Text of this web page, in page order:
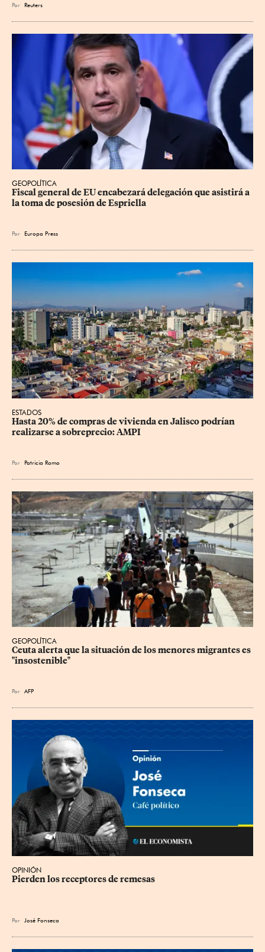
Por Reuters
GEOPOLÍTICA
Fiscal general de EU encabezará delegación que asistirá a
la toma de posesión de Espriella
Por Europa Press
ESTADOS
Hasta 20% de compras de vivienda en Jalisco podrían
realizarse a sobreprecio: AMPI
Por Patricia Romo
GEOPOLÍTICA
Ceuta alerta que la situación de los menores migrantes es
"insostenible"
Por AFP
OPINIÓN
Pierden los receptores de remesas
Por José Fonseca